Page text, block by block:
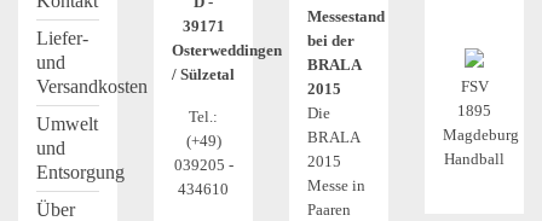
Liefer-
und
Versandkosten
Umwelt
und
Entsorgung
Über
39171
Osterweddingen
/ Sülzetal
Tel.:
(+49)
039205 -
434610
Messestand
bei der
BRALA
2015
Die
BRALA
2015
Messe in
Paaren
FSV
1895
Magdeburg
Handball